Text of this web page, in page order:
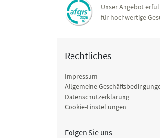
Unser Angebot
für hochwertige
Rechtliches
Impressum
Allgemeine
Datenschutzerklärung
Cookie-Einstellungen
Folgen Sie uns